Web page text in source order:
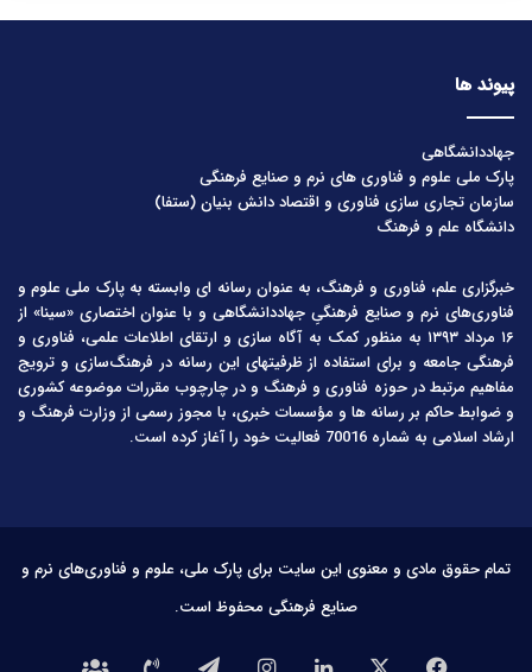
پیوند ها
جهاددانشگاهی
پارک ملی علوم و فناوری های نرم و صنایع فرهنگی
سازمان تجاری سازی فناوری و اقتصاد دانش بنیان (ستفا)
دانشگاه علم و فرهنگ
خبرگزاری علم، فناوری و فرهنگ، به عنوان رسانه ای وابسته به پارک ملی علوم و
فناوری‌های نرم و صنایع فرهنگیِ جهاددانشگاهی و با عنوان اختصاری «سینا» از
۱۶ مرداد ۱۳۹۳ به منظور کمک به آگاه سازی و ارتقای اطلاعات علمی، فناوری و
فرهنگی جامعه و برای استفاده از ظرفیتهای این رسانه در فرهنگ‌سازی و ترویج
مفاهیم مرتبط در حوزه فناوری و فرهنگ و در چارچوب مقررات موضوعه کشوری
و ضوابط حاکم بر رسانه ها و مؤسسات خبری، با مجوز رسمی از وزارت فرهنگ و
ارشاد اسلامی به شماره 70016 فعالیت خود را آغاز کرده است.
تمام حقوق مادی و معنوی این سایت برای پارک ملی، علوم و فناوری‌های نرم و
صنایع فرهنگی محفوظ است.